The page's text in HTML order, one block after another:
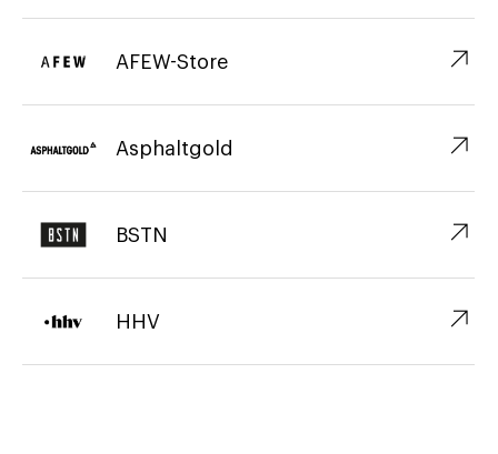
AFEW-Store ↗︎
Asphaltgold ↗︎
BSTN ↗︎
HHV ↗︎